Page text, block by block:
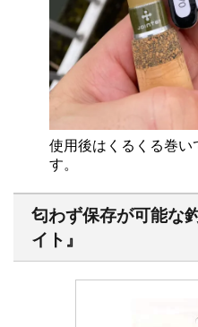
使用後はくるくる巻い
す。
匂わず保存が可能な
イト』